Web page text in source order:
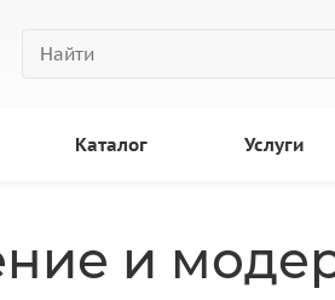
Каталог Услуги
и